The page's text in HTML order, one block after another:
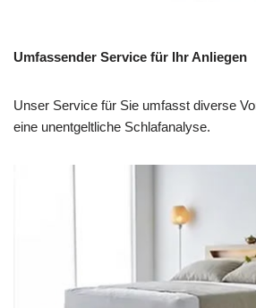
Umfassender Service für Ihr Anliegen
Unser Service für Sie umfasst diverse
eine unentgeltliche Schlafanalyse.